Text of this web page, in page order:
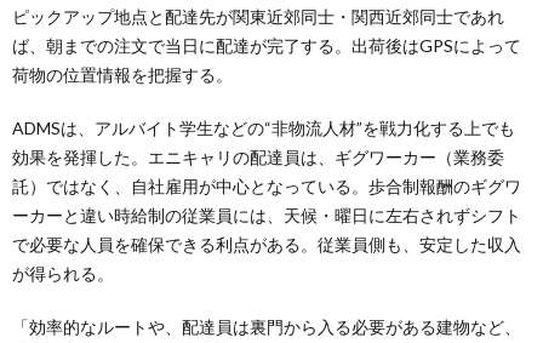
ピックアップ地点と配達先が関東近郊同士・関西近郊同士であれ
ば、朝までの注文で当日に配達が完了する。出荷後はGPSによって
荷物の位置情報を把握する。
ADMSは、アルバイト学生などの“非物流人材”を戦力化する上でも
効果を発揮した。エニキャリの配達員は、ギグワーカー（業務委
託）ではなく、自社雇用が中心となっている。歩合制報酬のギグワ
ーカーと違い時給制の従業員には、天候・曜日に左右されずシフト
で必要な人員を確保できる利点がある。従業員側も、安定した収入
が得られる。
「効率的なルートや、配達員は裏門から入る必要がある建物など、